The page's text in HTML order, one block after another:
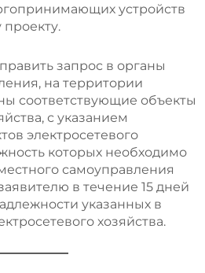
устройств
запрос в органы
на территории
соответствующие объекты
с указанием
электросетевого
которых необходимо
самоуправления
в течение 15 дней
указанных в
хозяйства.